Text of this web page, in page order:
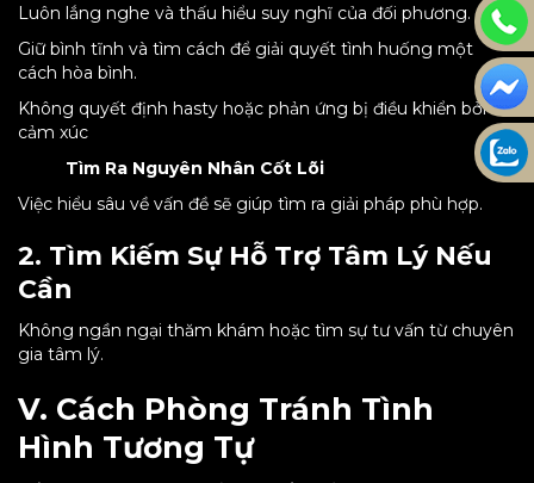
Luôn lắng nghe và thấu hiểu suy nghĩ của đối phương.
Giữ bình tĩnh và tìm cách để giải quyết tình huống một
cách hòa bình.
Không quyết định hasty hoặc phản ứng bị điều khiển bởi
cảm xúc
Tìm Ra Nguyên Nhân Cốt Lõi
Việc hiểu sâu về vấn đề sẽ giúp tìm ra giải pháp phù hợp.
2. Tìm Kiếm Sự Hỗ Trợ Tâm Lý Nếu
Cần
Không ngần ngại thăm khám hoặc tìm sự tư vấn từ chuyên
gia tâm lý.
V. Cách Phòng Tránh Tình
Hình Tương Tự